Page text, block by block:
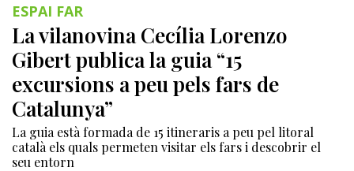
ESPAI FAR
La vilanovina Cecília Lorenzo
Gibert publica la guia “15
excursions a peu pels fars de
Catalunya”
La guia està formada de 15 itineraris a peu pel litoral
català els quals permeten visitar els fars i descobrir el
seu entorn